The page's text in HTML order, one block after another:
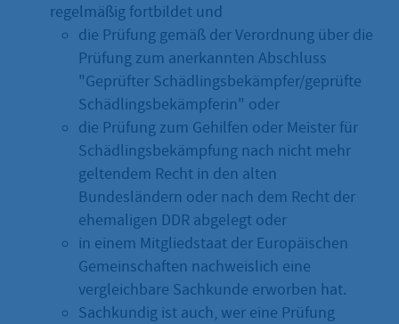
regelmäßig fortbildet und
die Prüfung gemäß der Verordnung über die
Prüfung zum anerkannten Abschluss
"Geprüfter Schädlingsbekämpfer/geprüfte
Schädlingsbekämpferin" oder
die Prüfung zum Gehilfen oder Meister für
Schädlingsbekämpfung nach nicht mehr
geltendem Recht in den alten
Bundesländern oder nach dem Recht der
ehemaligen DDR abgelegt oder
in einem Mitgliedstaat der Europäischen
Gemeinschaften nachweislich eine
vergleichbare Sachkunde erworben hat.
Sachkundig ist auch, wer eine Prüfung